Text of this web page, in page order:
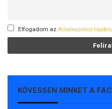
Elfogadom az Adatkezelési
KÖVESSEN MINKET A